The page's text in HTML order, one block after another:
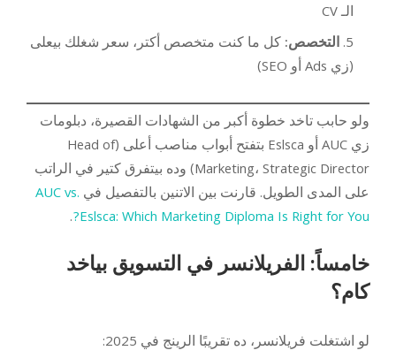
الـ CV
التخصص:كل ما كنت متخصص أكتر، سعر شغلك بيعلى
(زي Ads أو SEO)
ولو حابب تاخد خطوة أكبر من الشهادات القصيرة، دبلومات
زي AUC أو Eslsca بتفتح أبواب مناصب أعلى (Head of
Marketing، Strategic Director) وده بيتفرق كتير في الراتب
على المدى الطويل. قارنت بين الاتنين بالتفصيل في AUC vs.
Eslsca: Which Marketing Diploma Is Right for You?
.
خامساً: الفريلانسر في التسويق بياخد
كام؟
لو اشتغلت فريلانسر، ده تقريبًا الرينج في 2025: